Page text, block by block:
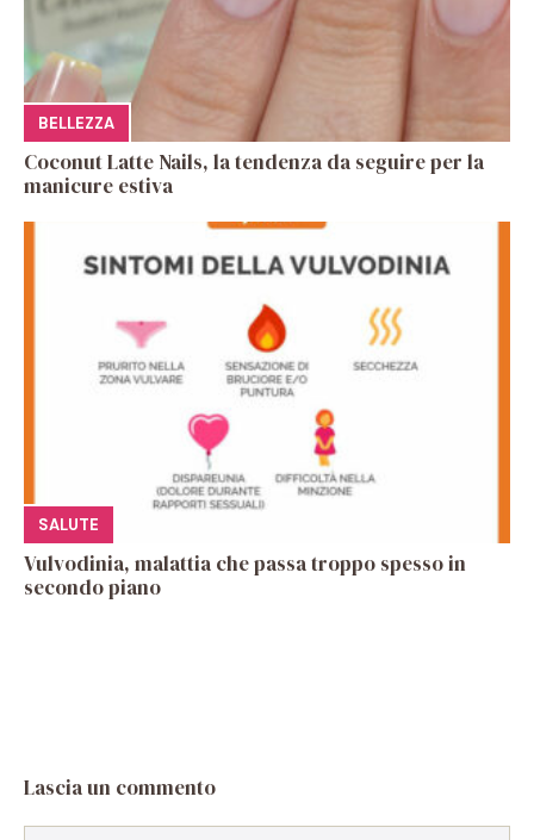
BELLEZZA
Coconut Latte Nails, la tendenza da seguire per la
manicure estiva
SALUTE
Vulvodinia, malattia che passa troppo spesso in
secondo piano
Lascia un commento